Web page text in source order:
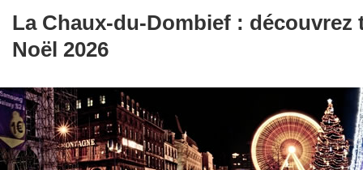
La Chaux-du-Dombief : découvrez
Noël 2026